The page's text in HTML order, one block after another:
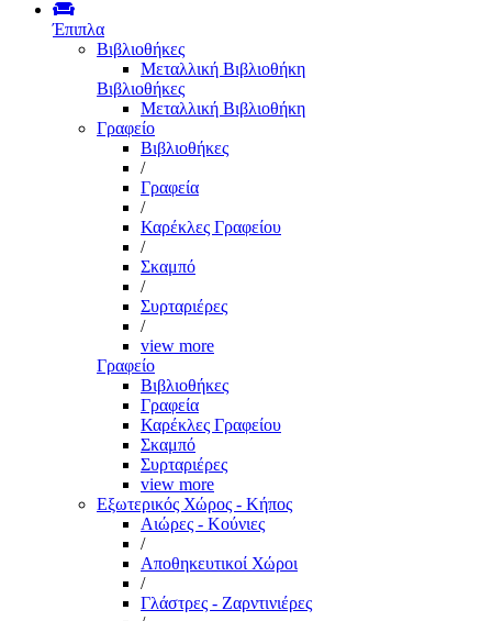
Έπιπλα
Βιβλιοθήκες
Μεταλλική Βιβλιοθήκη
Βιβλιοθήκες
Μεταλλική Βιβλιοθήκη
Γραφείο
Βιβλιοθήκες
/
Γραφεία
/
Καρέκλες Γραφείου
/
Σκαμπό
/
Συρταριέρες
/
view more
Γραφείο
Βιβλιοθήκες
Γραφεία
Καρέκλες Γραφείου
Σκαμπό
Συρταριέρες
view more
Εξωτερικός Χώρος - Κήπος
Αιώρες - Κούνιες
/
Αποθηκευτικοί Χώροι
/
Γλάστρες - Ζαρντινιέρες